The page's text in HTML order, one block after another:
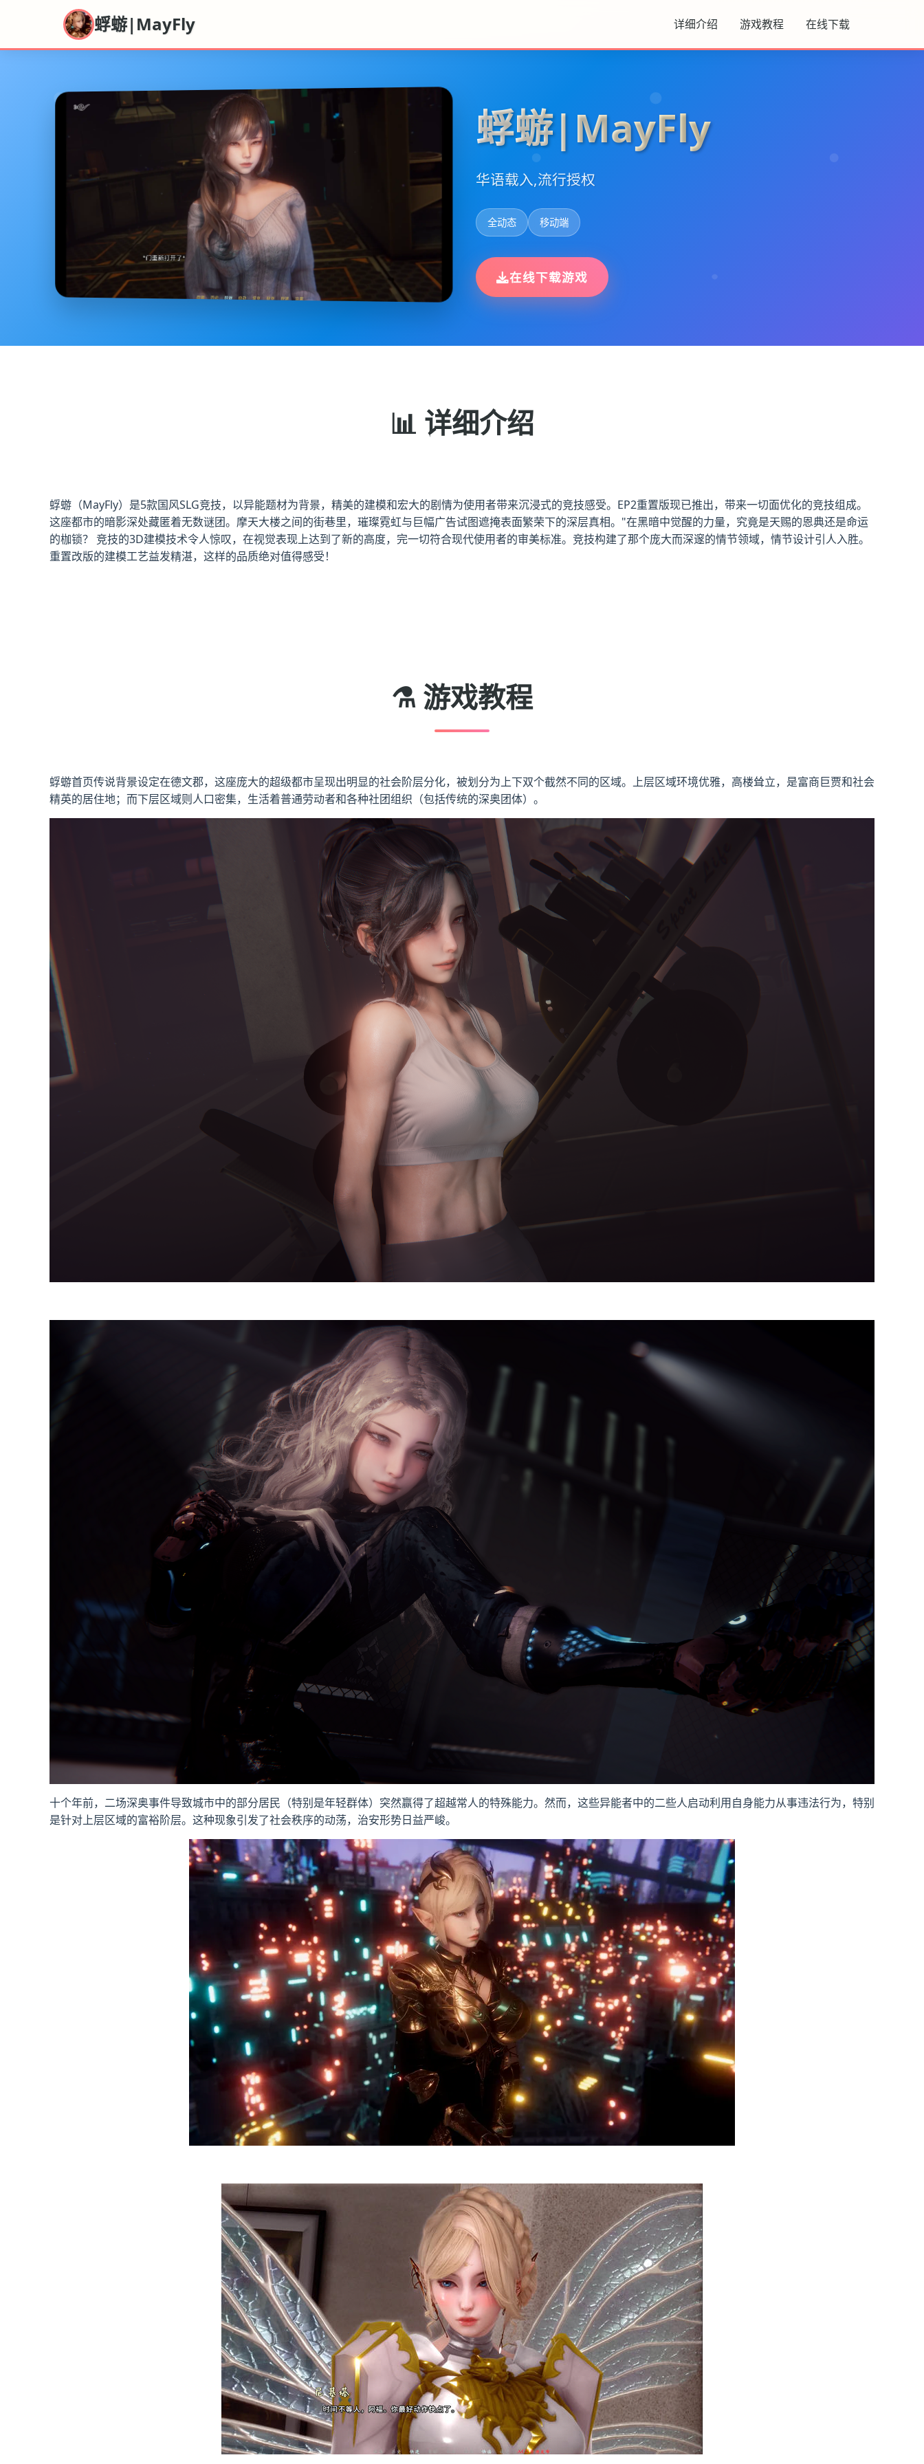
蜉蝣|MayFly 详细介绍 游戏教程 在线下载
蜉蝣|MayFly
华语载入,流行授权
全动态 移动端
在线下载游戏
📊 详细介绍
蜉蝣（MayFly）是5款国风SLG竞技，以异能题材为背景，精美的建模和宏大的剧情为使用者带来沉浸式的竞技感受。EP2重置版现已推出，带来一切面优化的竞技组成。
这座都市的暗影深处藏匿着无数谜团。摩天大楼之间的街巷里，璀璨霓虹与巨幅广告试图遮掩表面繁荣下的深层真相。"在黑暗中觉醒的力量，究竟是天赐的恩典还是命运
的枷锁？ 竞技的3D建模技术令人惊叹，在视觉表现上达到了新的高度，完一切符合现代使用者的审美标准。竞技构建了那个庞大而深邃的情节领域，情节设计引人入胜。
重置改版的建模工艺益发精湛，这样的品质绝对值得感受！
⚗️ 游戏教程
蜉蝣首页传说背景设定在德文郡，这座庞大的超级都市呈现出明显的社会阶层分化，被划分为上下双个截然不同的区域。上层区域环境优雅，高楼耸立，是富商巨贾和社会
精英的居住地；而下层区域则人口密集，生活着普通劳动者和各种社团组织（包括传统的深奥团体）。
十个年前，二场深奥事件导致城市中的部分居民（特别是年轻群体）突然赢得了超越常人的特殊能力。然而，这些异能者中的二些人启动利用自身能力从事违法行为，特别
是针对上层区域的富裕阶层。这种现象引发了社会秩序的动荡，治安形势日益严峻。